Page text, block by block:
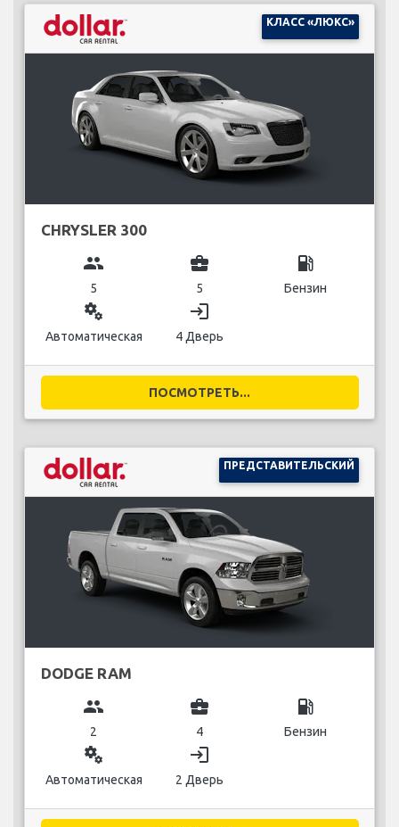
КЛАСС «ЛЮКС»
CHRYSLER 300
group
5
business_center
5
local_gas_station
Бензин
miscellaneous_services
Автоматическая
login
4 Дверь
ПОСМОТРЕТЬ...
ПРЕДСТАВИТЕЛЬСКИЙ
DODGE RAM
group
2
business_center
4
local_gas_station
Бензин
miscellaneous_services
Автоматическая
login
2 Дверь